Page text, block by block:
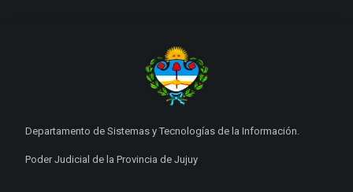
Departamento de Sistemas y Tecnologías de la Información.
Poder Judicial de la Provincia de Jujuy